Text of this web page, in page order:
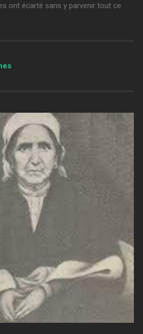
ont écarté sans y parvenir tout ce